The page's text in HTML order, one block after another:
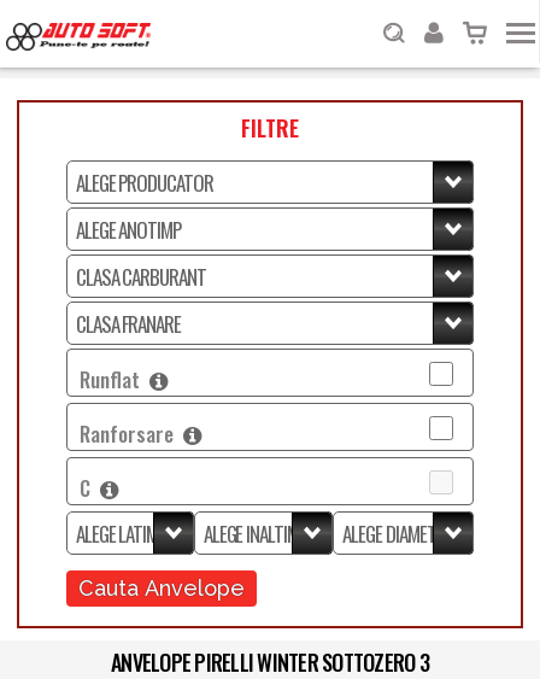
FILTRE
Runflat
Ranforsare
C
Cauta Anvelope
ANVELOPE PIRELLI WINTER SOTTOZERO 3